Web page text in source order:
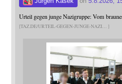
Urteil gegen junge Nazigruppe: Vom
TAZ.DE/URTEIL-GEGEN-JUNGE-NAZI